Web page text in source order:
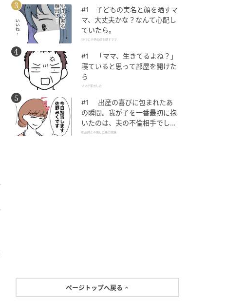
#1 子どもの実名と顔を晒すマ
マ、大丈夫かな？なんて心配し
ていたら。
SNSに子供の顔を晒すママ
#1 「ママ、生きてるよね？」
寝ていると思って部屋を開けた
ら
ママが家出した
#1 出産の喜びに包まれたあ
の瞬間。我が子を一番最初に抱
いたのは、夫の不倫相手でし
た。
助産師と不倫した夫の末路
ページトップへ戻る